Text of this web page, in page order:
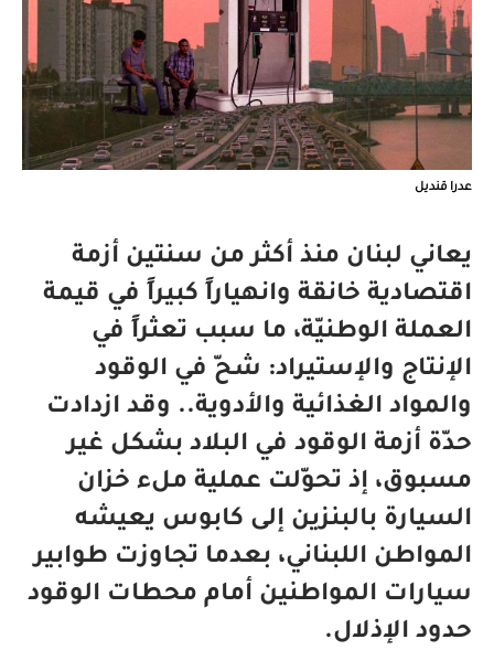
عدرا قنديل
يعاني لبنان منذ أكثر من سنتين أزمة
اقتصادية خانقة وانهياراً كبيراً في قيمة
العملة الوطنيّة، ما سبب تعثراً في
الإنتاج والإستيراد: شحّ في الوقود
والمواد الغذائية والأدوية.. وقد ازدادت
حدّة أزمة الوقود في البلاد بشكل غير
مسبوق، إذ تحوّلت عملية ملء خزان
السيارة بالبنزين إلى كابوس يعيشه
المواطن اللبناني، بعدما تجاوزت طوابير
سيارات المواطنين أمام محطات الوقود
حدود الإذلال.